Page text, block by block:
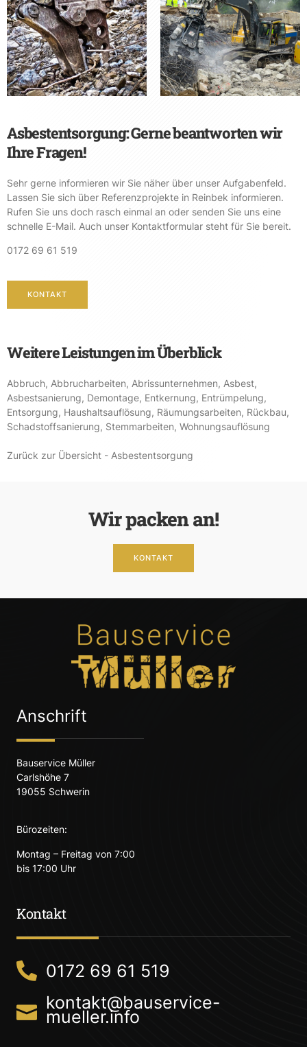
Asbestentsorgung: Gerne beantworten wir
Ihre Fragen!
Sehr gerne informieren wir Sie näher über unser Aufgabenfeld.
Lassen Sie sich über Referenzprojekte in Reinbek informieren.
Rufen Sie uns doch rasch einmal an oder senden Sie uns eine
schnelle E-Mail. Auch unser Kontaktformular steht für Sie bereit.
0172 69 61 519
KONTAKT
Weitere Leistungen im Überblick
Abbruch, Abbrucharbeiten, Abrissunternehmen, Asbest,
Asbestsanierung, Demontage, Entkernung, Entrümpelung,
Entsorgung, Haushaltsauflösung, Räumungsarbeiten, Rückbau,
Schadstoffsanierung, Stemmarbeiten, Wohnungsauflösung
Zurück zur Übersicht - Asbestentsorgung
Wir packen an!
KONTAKT
Anschrift
Bauservice Müller
Carlshöhe 7
19055 Schwerin
Bürozeiten:
Montag – Freitag von 7:00
bis 17:00 Uhr
Kontakt
0172 69 61 519
kontakt@bauservice-
mueller.info